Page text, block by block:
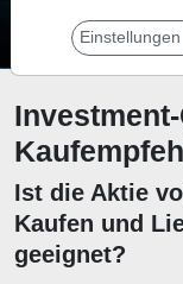
Ist die Aktie
Kaufen und
geeignet?
Einstellungen